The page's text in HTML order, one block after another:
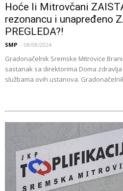
Hoće li Mitrovčani
rezonancu i unapređeno
PREGLEDA?!
SMP - 08/08/2024
Gradonačelnik Sremske Mitrovice
sastanak sa direktorima Doma
službama ovih ustanova.